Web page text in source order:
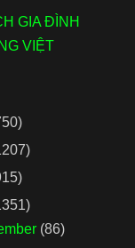
GIA ĐÌNH
VIỆT
(86)